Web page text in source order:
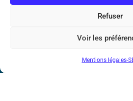
Refuser
Voir les
Mentions légales-
Conditions Générales de
Mentions légales